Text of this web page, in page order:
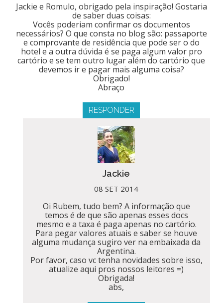
Jackie e Romulo, obrigado pela inspiração! Gostaria
de saber duas coisas:
Vocês poderiam confirmar os documentos
necessários? O que consta no blog são: passaporte
e comprovante de residência que pode ser o do
hotel e a outra dúvida é se paga algum valor pro
cartório e se tem outro lugar além do cartório que
devemos ir e pagar mais alguma coisa?
Obrigado!
Abraço
RESPONDER
Jackie
08 SET 2014
Oi Rubem, tudo bem? A informação que
temos é de que são apenas esses docs
mesmo e a taxa é paga apenas no cartório.
Para pegar valores atuais e saber se houve
alguma mudança sugiro ver na embaixada da
Argentina.
Por favor, caso vc tenha novidades sobre isso,
atualize aqui pros nossos leitores =)
Obrigada!
abs,